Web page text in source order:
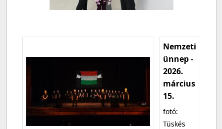
Nemzeti
ünnep -
2026.
március
15.
fotó:
Tüskés